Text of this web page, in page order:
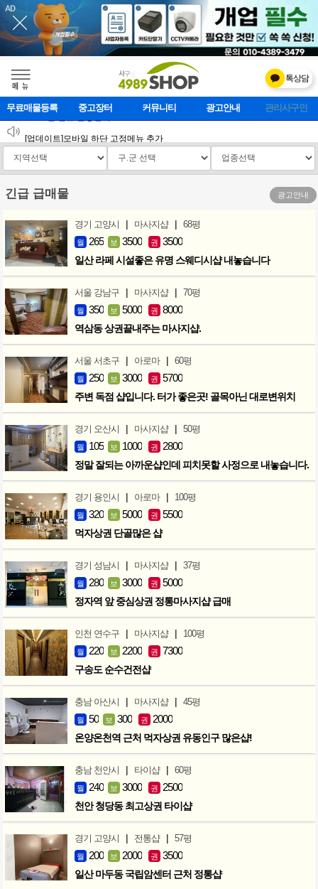
메    뉴
톡상담
무료매물등록 중고장터 커뮤니티 광고안내 마사지클럽
2026 설 연휴 운영안내
[업데이트] 개선사항 안내
긴급 급매물 광고안내
경기 고양시 | 마사지샵 | 68평
월 265 보 3500 권 3500
일산 라페 시설좋은 유명 스웨디시샵 내놓습니다
서울 강남구 | 마사지샵 | 70평
월 350 보 5000 권 8000
역삼동 상권끝내주는 마사지샵.
서울 서초구 | 아로마 | 60평
월 250 보 3000 권 5700
주변 독점 샵입니다. 터가 좋은곳! 골목아닌 대로변위치
경기 오산시 | 마사지샵 | 50평
월 105 보 1000 권 2800
정말 잘되는 아까운샵인데 피치못할 사정으로 내놓습니다.
경기 용인시 | 아로마 | 100평
월 320 보 5000 권 5500
먹자상권 단골많은 샵
경기 성남시 | 마사지샵 | 37평
월 280 보 3000 권 5000
정자역 앞 중심상권 정통마사지샵 급매
인천 연수구 | 마사지샵 | 100평
월 220 보 2200 권 7300
구송도 순수건전샵
충남 아산시 | 마사지샵 | 45평
월 50 보 300 권 2000
온양온천역 근처 먹자상권 유동인구 많은샵!
충남 천안시 | 타이샵 | 60평
월 240 보 3000 권 2500
천안 청당동 최고상권 타이샵
경기 고양시 | 전통샵 | 57평
월 200 보 2000 권 3500
일산 마두동 국립암센터 근처 정통샵